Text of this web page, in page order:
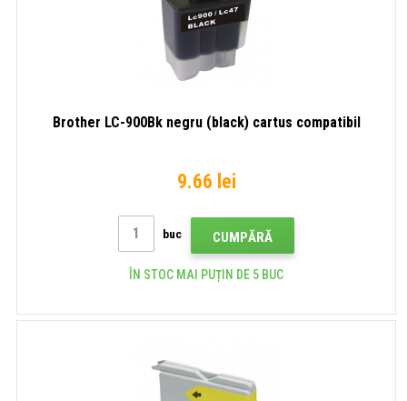
Brother LC-900Bk negru (black) cartus compatibil
9.66 lei
buc CUMPĂRĂ
ÎN STOC MAI PUȚIN DE 5 BUC